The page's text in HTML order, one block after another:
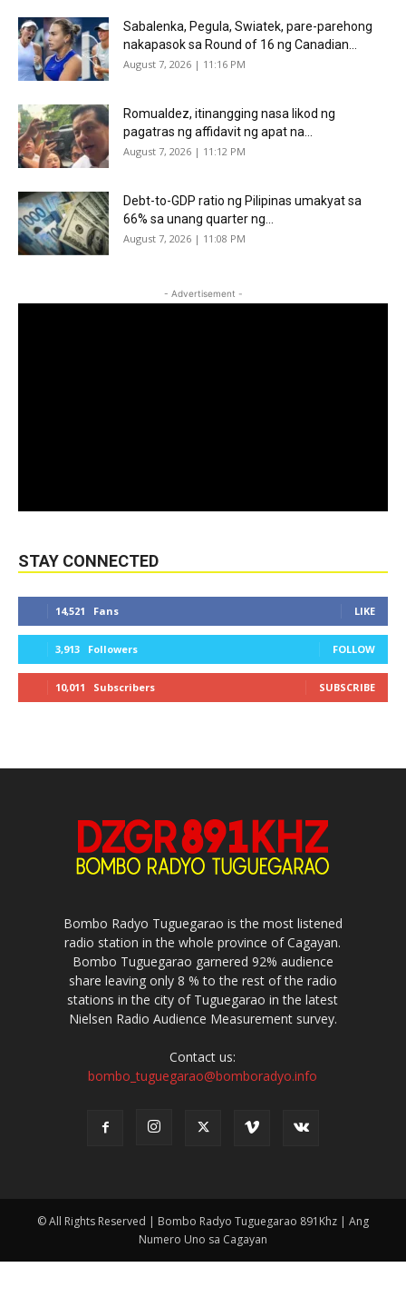
Sabalenka, Pegula, Swiatek, pare-parehong
nakapasok sa Round of 16 ng Canadian...
August 7, 2026 | 11:16 PM
Romualdez, itinangging nasa likod ng
pagatras ng affidavit ng apat na...
August 7, 2026 | 11:12 PM
Debt-to-GDP ratio ng Pilipinas umakyat sa
66% sa unang quarter ng...
August 7, 2026 | 11:08 PM
- Advertisement -
STAY CONNECTED
14,521 Fans LIKE
3,913 Followers FOLLOW
10,011 Subscribers SUBSCRIBE
Bombo Radyo Tuguegarao is the most listened
radio station in the whole province of Cagayan.
Bombo Tuguegarao garnered 92% audience
share leaving only 8 % to the rest of the radio
stations in the city of Tuguegarao in the latest
Nielsen Radio Audience Measurement survey.
Contact us:
bombo_tuguegarao@bomboradyo.info
© All Rights Reserved | Bombo Radyo Tuguegarao 891Khz | Ang
Numero Uno sa Cagayan